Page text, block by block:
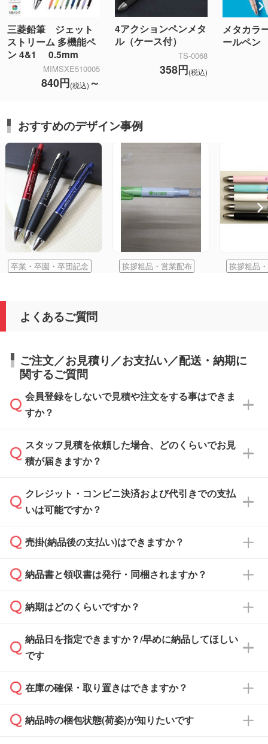
三菱鉛筆 ジェット
ストリーム 多機能ペ
ン 4&1 0.5mm
MIMSXE510005
840円(税込) ～
4アクションペンメタ
ル（ケース付）
TS-0068
358円(税込)
メタカラ
ールペン
おすすめのデザイン事例
卒業・卒園・卒団記念 挨拶粗品・営業配布 挨拶粗品
よくあるご質問
ご注文／お見積り／お支払い／配送・納期に
関するご質問
会員登録をしないで見積や注文をする事はできま
すか？
可能です。見積・注文フォームにて『ゲストの
まま進む』ボタンからお進みのうえ、ご依頼く
スタッフ見積を依頼した場合、どのくらいでお見
積が届きますか？
通常、翌営業日までにお送りしております。混
雑状況によっては、お時間をいただくこともご
依頼いただいた場合は、翌営業日以降のご連絡
クレジット・コンビニ決済および代引きでの支払
いは可能ですか？
銀行振込のみのご対応となります。
売掛(納品後の支払い)はできますか？
基本的には先入金をお願いしておりますが、自
どの場合は、月末締め翌月末払いに対応可能で
また、卒業・卒園記念品で対策委員会や個人様
校や幼稚園・保育園であれば、同様の条件でご
ご希望の際は担当スタッフまでお気軽にご相談
ください。
納品書と領収書は発行・同梱されますか？
納品書・領収書は ご依頼をいただいた場合の
ず、通常はPDFデータをメール添付でお送りし
ます。
たは注文フォームの『ご注文に関する備考欄』
納期はどのくらいですか？
・印刷する場合(500個程度)
ご入金、イメージ画像の校了から約2週間～2
ご入金確認後、1～2営業日で出荷いたしま
納品日を指定できますか？/早めに納品してほしい
です
ご希望の納期がある場合は、お問い合わせ・お
い。
在庫の確保・取り置きはできますか？
ご入金確認後に在庫を確保し、注文確定のご連
納品時の梱包状態(荷姿)が知りたいです